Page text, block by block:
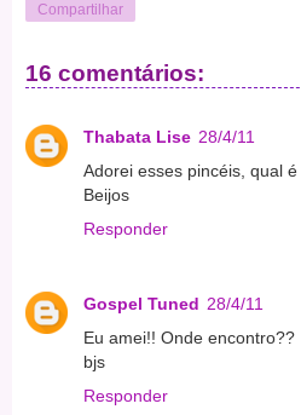
Compartilhar
16 comentários:
Thabata Lise 28/4/11
Adorei esses pincéis, qual
Beijos
Responder
Gospel Tuned 28/4/11
Eu amei!! Onde encontro??
bjs
Responder